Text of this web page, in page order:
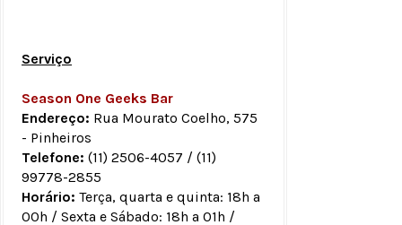
Serviço
Season One Geeks Bar
Endereço: Rua Mourato Coelho, 575
- Pinheiros
Telefone: (11) 2506-4057 / (11)
99778-2855
Horário: Terça, quarta e quinta: 18h a
00h / Sexta e Sábado: 18h a 01h /